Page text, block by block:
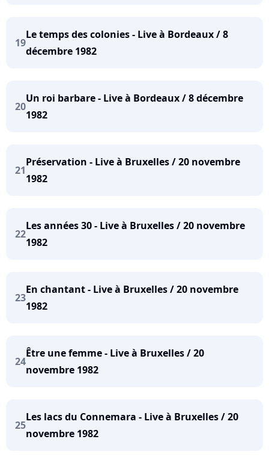
19
Le temps des colonies - Live à Bordeaux / 8
décembre 1982
20
Un roi barbare - Live à Bordeaux / 8 décembre
1982
21
Préservation - Live à Bruxelles / 20 novembre
1982
22
Les années 30 - Live à Bruxelles / 20 novembre
1982
23
En chantant - Live à Bruxelles / 20 novembre
1982
24
Être une femme - Live à Bruxelles / 20
novembre 1982
25
Les lacs du Connemara - Live à Bruxelles / 20
novembre 1982